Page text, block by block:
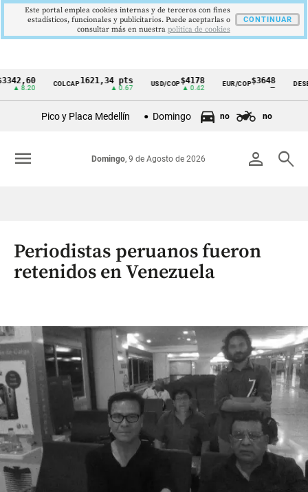
Cintillo
Colombia
COLCAP1621,34 pts USD/COP$4178
▲ 0.42
EUR/COP$3648
Pico y Placa Medellín Domingo no no
person search
Domingo, 9 de Agosto de 2026
menu
Periodistas peruanos fueron
retenidos en Venezuela
Este portal emplea cookies internas y de terceros con fines
estadísticos, funcionales y publicitarios. Puede aceptarlas o
consultar más en nuestra politica de cookies
CONTINUAR